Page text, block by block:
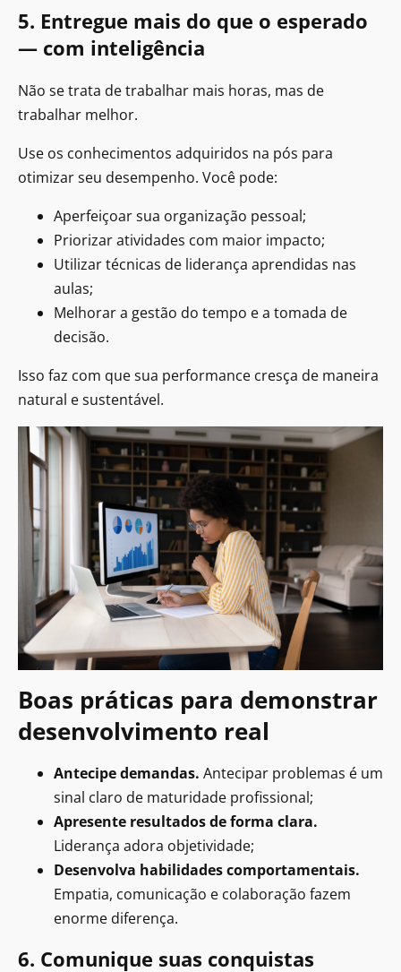
5. Entregue mais do que o esperado
— com inteligência
Não se trata de trabalhar mais horas, mas de
trabalhar melhor.
Use os conhecimentos adquiridos na pós para
otimizar seu desempenho. Você pode:
Aperfeiçoar sua organização pessoal;
Priorizar atividades com maior impacto;
Utilizar técnicas de liderança aprendidas nas
aulas;
Melhorar a gestão do tempo e a tomada de
decisão.
Isso faz com que sua performance cresça de maneira
natural e sustentável.
Boas práticas para demonstrar
desenvolvimento real
Antecipe demandas. Antecipar problemas é um
sinal claro de maturidade profissional;
Apresente resultados de forma clara.
Liderança adora objetividade;
Desenvolva habilidades comportamentais.
Empatia, comunicação e colaboração fazem
enorme diferença.
6. Comunique suas conquistas